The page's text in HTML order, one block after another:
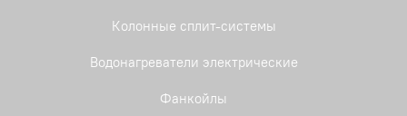
Колонные сплит-системы
Водонагреватели электрические
Фанкойлы